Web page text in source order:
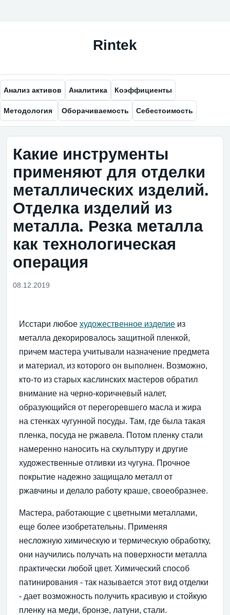
Анализ активов Аналитика Коэффициенты
Методология Оборачиваемость Себестоимость
Какие инструменты
применяют для отделки
металлических изделий.
Отделка изделий из
металла. Резка металла
как технологическая
операция
08.12.2019
Исстари любое художественное изделие из
металла декорировалось защитной пленкой,
причем мастера учитывали назначение предмета
и материал, из которого он выполнен. Возможно,
кто-то из старых каслинских мастеров обратил
внимание на черно-коричневый налет,
образующийся от перегоревшего масла и жира
на стенках чугунной посуды. Там, где была такая
пленка, посуда не ржавела. Потом пленку стали
намеренно наносить на скульптуру и другие
художественные отливки из чугуна. Прочное
покрытие надежно защищало металл от
ржавчины и делало работу краше, своеобразнее.
Мастера, работающие с цветными металлами,
еще более изобретательны. Применяя
несложную химическую и термическую обработку,
они научились получать на поверхности металла
практически любой цвет. Химический способ
патинирования - так называется этот вид отделки
- дает возможность получить красивую и стойкую
пленку на меди, бронзе, латуни, стали.